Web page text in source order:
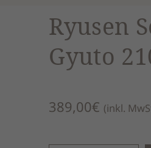
Ryusen
Gyuto
389,00€ (inkl.